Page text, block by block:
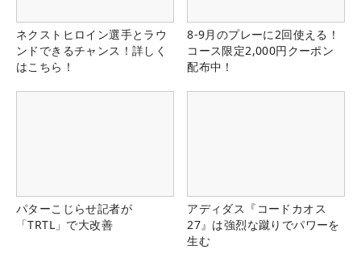
ネクストヒロイン選手とラウ
ンドできるチャンス！詳しく
はこちら！
8-9月のプレーに2回使える！
コース限定2,000円クーポン
配布中！
パターこじらせ記者が
「TRTL」で大改善
アディダス『コードカオス
27』は強烈な蹴りでパワーを
生む